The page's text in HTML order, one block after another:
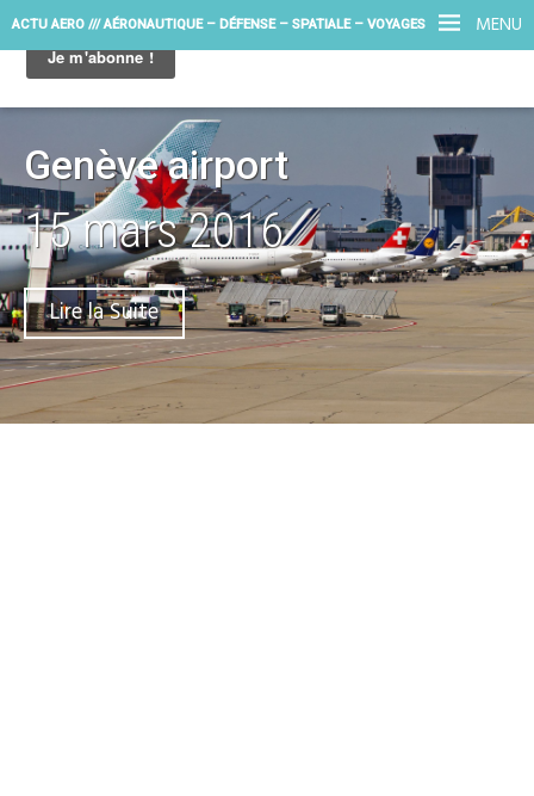
MENU
ACTU AERO /// AÉRONAUTIQUE – DÉFENSE – SPATIALE – VOYAGES
Genève airport
15 mars 2016
Lire la Suite